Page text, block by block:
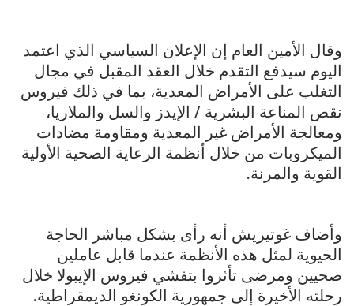
وقال الأمين العام إن الإعلان السياسي الذي اعتمد
اليوم سيدفع التقدم خلال العقد المقبل في مجال
التغلب على الأمراض المعدية، بما في ذلك فيروس
نقص المناعة البشرية / الإيدز والسل والملاريا،
ومعالجة الأمراض غير المعدية ومقاومة مضادات
الميكروبات من خلال أنظمة الرعاية الصحية الأولية
القوية والمرنة.
وأضاف غوتيريش أنه رأى بشكل مباشر الحاجة
الحيوية لمثل هذه الأنظمة عندما قابل عاملين
صحيين ومرضى تأثروا بتفشي فيروس الإيبولا خلال
رحلته الأخيرة إلى جمهورية الكونغو الديمقراطية.